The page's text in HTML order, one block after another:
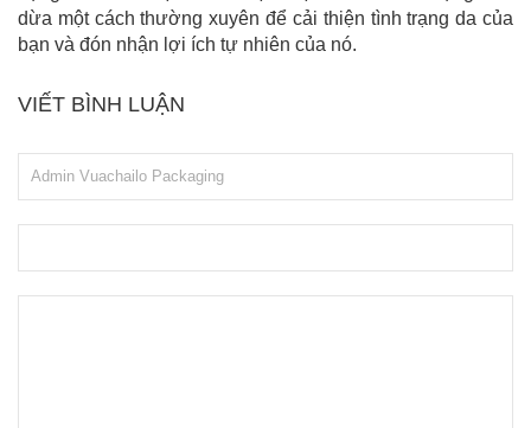
dừa một cách thường xuyên để cải thiện tình trạng da của
bạn và đón nhận lợi ích tự nhiên của nó.
VIẾT BÌNH LUẬN